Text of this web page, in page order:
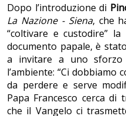
Dopo l’introduzione di
La Nazione - Siena, che
“coltivare e custodire”
documento papale, è
a invitare a uno sforzo
l’ambiente: “Ci dobbiamo
da perdere e serve
Papa Francesco cerca
che il Vangelo ci